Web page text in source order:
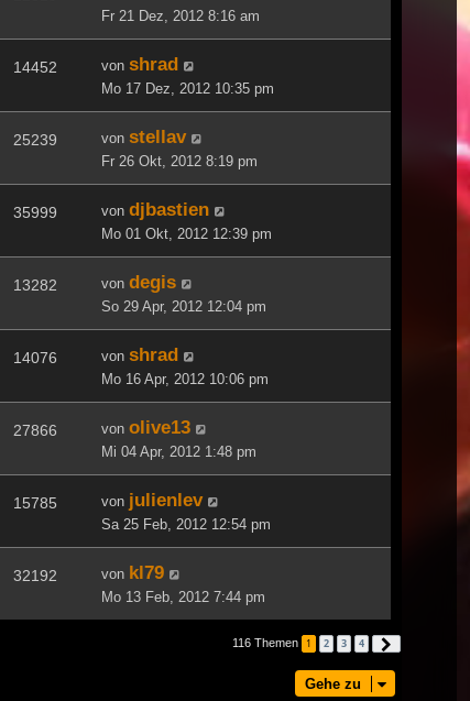
Fr 21 Dez, 2012 8:16 am
14452 von shrad
Mo 17 Dez, 2012 10:35 pm
25239 von stellav
Fr 26 Okt, 2012 8:19 pm
35999 von djbastien
Mo 01 Okt, 2012 12:39 pm
13282 von degis
So 29 Apr, 2012 12:04 pm
14076 von shrad
Mo 16 Apr, 2012 10:06 pm
27866 von olive13
Mi 04 Apr, 2012 1:48 pm
15785 von julienlev
Sa 25 Feb, 2012 12:54 pm
32192 von kl79
Mo 13 Feb, 2012 7:44 pm
116 Themen 1 2 3 4
Gehe zu